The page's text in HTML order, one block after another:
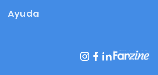
Regalos originales
Ayuda
Botón de arrepentimiento